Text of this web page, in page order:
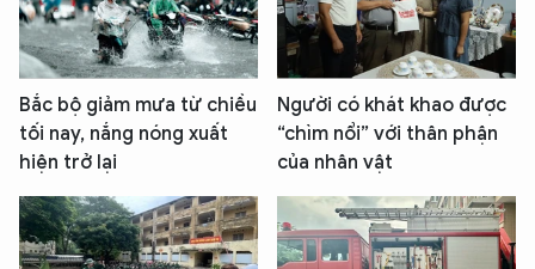
Bắc bộ giảm mưa từ chiều
tối nay, nắng nóng xuất
hiện trở lại
Người có khát khao được
“chìm nổi” với thân phận
của nhân vật